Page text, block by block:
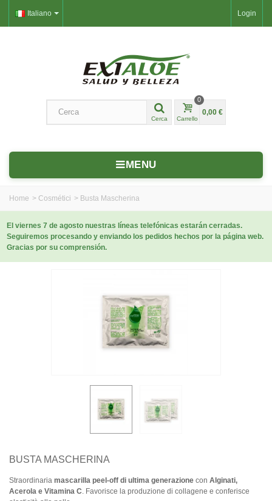
Login
Italiano
Cerca Carrello
0
0,00 €
MENU
Home > Cosmétici > Busta Mascherina
El viernes 7 de agosto nuestras líneas telefónicas estarán cerradas.
Seguiremos procesando y enviando los pedidos hechos por la página web.
Gracias por su comprensión.
BUSTA MASCHERINA
Straordinaria mascarilla peel-off di ultima generazione con Alginati,
Acerola e Vitamina C. Favorisce la produzione di collagene e conferisce